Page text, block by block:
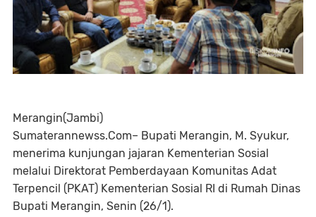
Merangin(Jambi)
Sumaterannewss.Com– Bupati Merangin, M. Syukur,
menerima kunjungan jajaran Kementerian Sosial
melalui Direktorat Pemberdayaan Komunitas Adat
Terpencil (PKAT) Kementerian Sosial RI di Rumah Dinas
Bupati Merangin, Senin (26/1).